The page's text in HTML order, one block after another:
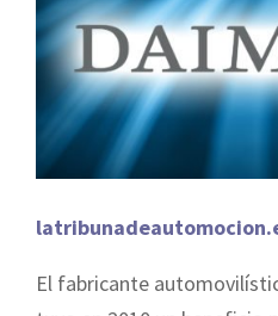
El fabricante